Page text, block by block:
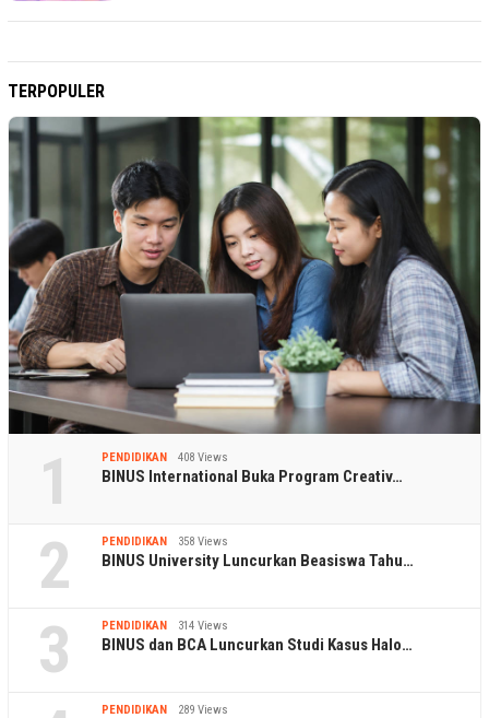
TERPOPULER
1 PENDIDIKAN 408 Views
BINUS International Buka Program Creativ…
2 PENDIDIKAN 358 Views
BINUS University Luncurkan Beasiswa Tahu…
3 PENDIDIKAN 314 Views
BINUS dan BCA Luncurkan Studi Kasus Halo…
PENDIDIKAN 289 Views